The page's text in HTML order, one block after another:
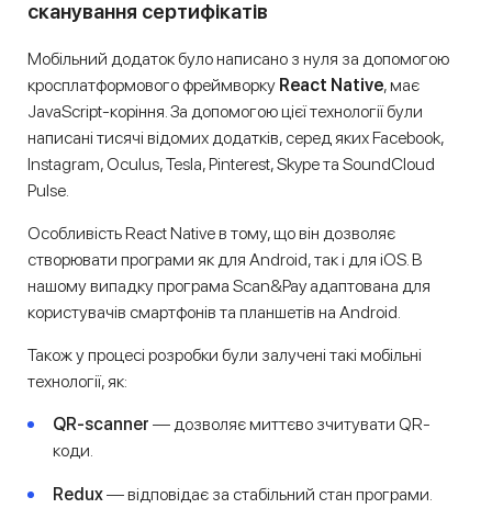
сканування сертифікатів
Мобільний додаток було написано з нуля за допомогою
кросплатформового фреймворку React Native, має
JavaScript-коріння. За допомогою цієї технології були
написані тисячі відомих додатків, серед яких Facebook,
Instagram, Oculus, Tesla, Pinterest, Skype та SoundCloud
Pulse.
Особливість React Native в тому, що він дозволяє
створювати програми як для Android, так і для iOS. В
нашому випадку програма Scan&Pay адаптована для
користувачів смартфонів та планшетів на Android.
Також у процесі розробки були залучені такі мобільні
технології, як:
QR-scanner — дозволяє миттєво зчитувати QR-
коди.
Redux— відповідає за стабільний стан програми.